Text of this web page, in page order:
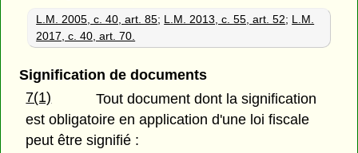
L.M. 2005, c. 40, art. 85; L.M. 2013, c. 55, art. 52; L.M.
2017, c. 40, art. 70.
Signification de documents
7(1)
Tout document dont la signification
est obligatoire en application d'une loi fiscale
peut être signifié :